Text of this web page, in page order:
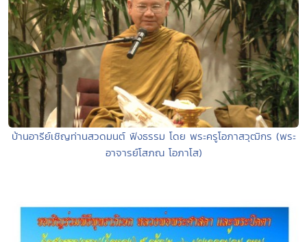
บ้านอารีย์เชิญท่านสวดมนต์ ฟังธรรม โดย พระครูโอภาสวุฒิกร (พระ
อาจารย์โสภณ โอภาโส)